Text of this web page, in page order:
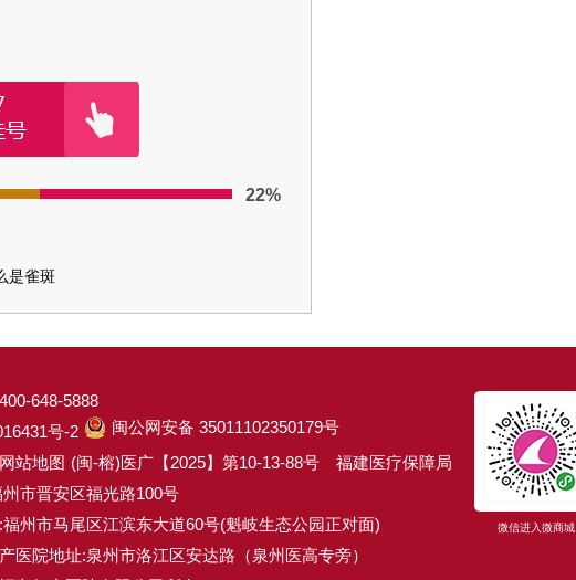
22%
是雀斑
648-5888
号-2
闽公网安备 35011102350179号
网站地图 (闽-榕)医广【2025】第10-13-88号
福建医疗保障局
市晋安区福光路100号
州市马尾区江滨东大道60号(魁岐生态公园正对面)
医院地址:泉州市洛江区安达路（泉州医高专旁）
微信进入微商城